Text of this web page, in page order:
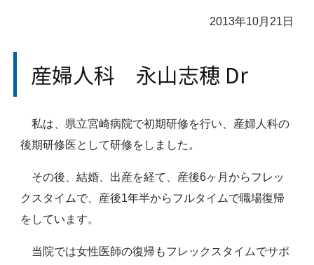
2013年10月21日
産婦人科 永山志穂 Dr
私は、県立宮崎病院で初期研修を行い、産婦人科の
後期研修医として研修をしました。
その後、結婚、出産を経て、産後6ヶ月からフレッ
クスタイムで、産後1年半からフルタイムで職場復帰
をしています。
当院では女性医師の復帰もフレックスタイムでサポ